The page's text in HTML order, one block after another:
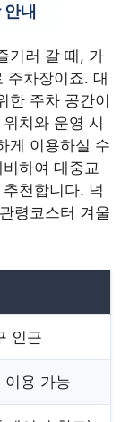
내
기러 갈 때, 가
주차장이죠. 대
한 주차 공간이
치와 운영 시
게 이용하실 수
하여 대중교
천합니다. 넉
령코스터 겨울
인근
이용 가능